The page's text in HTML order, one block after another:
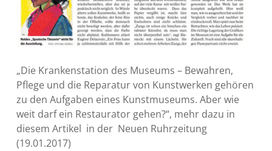
„Die Krankenstation des Museums – Bewahren,
Pflege und die Reparatur von Kunstwerken gehören
zu den Aufgaben eines Kunstmuseums. Aber wie
weit darf ein Restaurator gehen?“, mehr dazu in
diesem Artikel in der Neuen Ruhrzeitung
(19.01.2017)